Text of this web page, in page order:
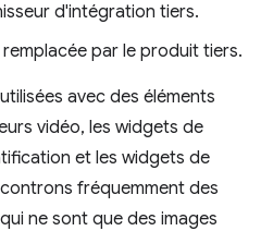
d'intégration tiers.
par le produit tiers.
avec des éléments
vidéo, les widgets de
et les widgets de
fréquemment des
ne sont que des images